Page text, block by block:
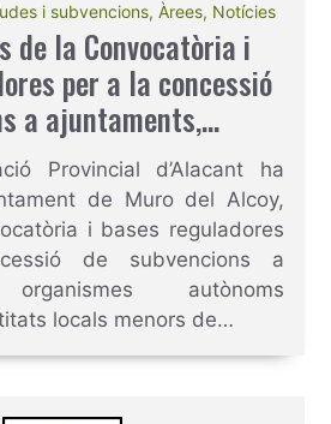
i subvencions,Àrees, Notícies
de la Convocatòria i
per a la concessió
a ajuntaments,
dependents i
menors de la
per a per a la
compreses
d’actuació de l’àrea
econòmic i
de la Excma.
d’Alacant,
Provincial d’Alacant ha
de Muro del Alcoy,
i bases reguladores
de subvencions a
organismes autònoms
locals menors de…